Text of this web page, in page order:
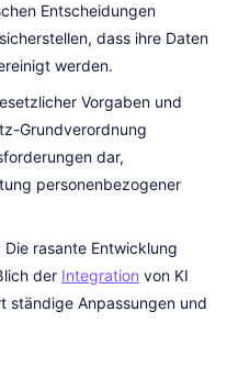
Entscheidungen
dass ihre Daten
werden.
Vorgaben und
Grundverordnung
dar,
personenbezogener
Die rasante Entwicklung
der Integration von KI
ständige Anpassungen und